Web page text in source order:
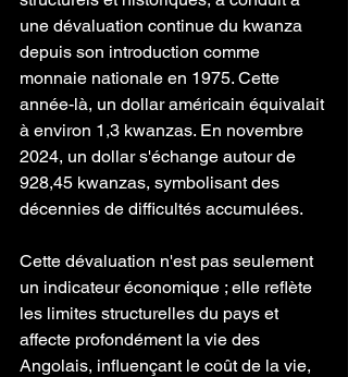
une dévaluation continue du kwanza
depuis son introduction comme
monnaie nationale en 1975. Cette
année-là, un dollar américain équivalait
à environ 1,3 kwanzas. En novembre
2024, un dollar s'échange autour de
928,45 kwanzas, symbolisant des
décennies de difficultés accumulées.
Cette dévaluation n'est pas seulement
un indicateur économique ; elle reflète
les limites structurelles du pays et
affecte profondément la vie des
Angolais, influençant le coût de la vie,